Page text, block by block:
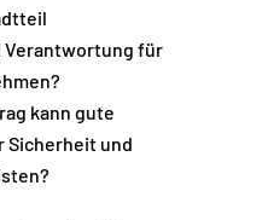
für
kann gute
Sicherheit und